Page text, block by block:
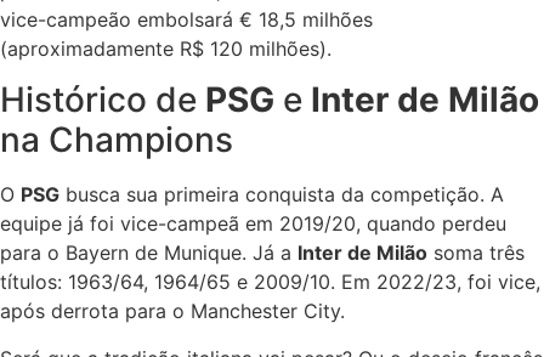
vice-campeão embolsará € 18,5 milhões
(aproximadamente R$ 120 milhões).
Histórico de PSG e Inter de Milão
na Champions
O PSG busca sua primeira conquista da competição. A
equipe já foi vice-campeã em 2019/20, quando perdeu
para o Bayern de Munique. Já a Inter de Milão soma três
títulos: 1963/64, 1964/65 e 2009/10. Em 2022/23, foi vice,
após derrota para o Manchester City.